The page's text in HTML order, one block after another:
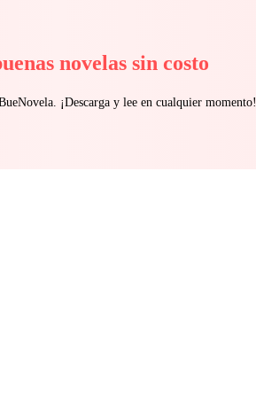
novelas sin costo
¡Descarga y lee en cualquier momento!